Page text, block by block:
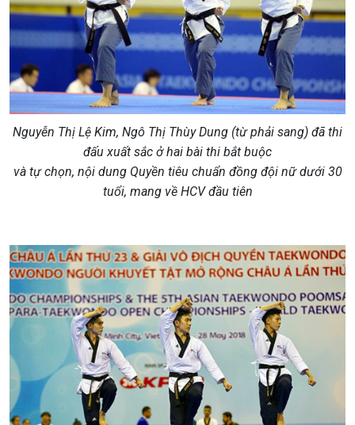
Nguyễn Thị Lệ Kim, Ngô Thị Thùy Dung (từ phải sang) đã thi
đấu xuất sắc ở hai bài thi bắt buộc
và tự chọn, nội dung Quyền tiêu chuẩn đồng đội nữ dưới 30
tuổi, mang về HCV đầu tiên